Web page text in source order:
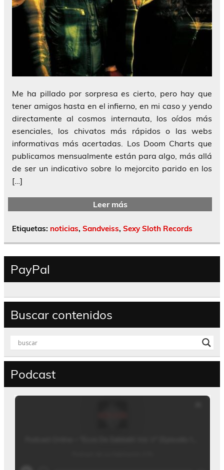
Me ha pillado por sorpresa es cierto, pero hay que
tener amigos hasta en el infierno, en mi caso y yendo
directamente al cosmos internauta, los oídos más
esenciales, los chivatos más rápidos o las webs
informativas más acertadas. Los Doom Charts que
publicamos mensualmente están para algo, más allá
de ser un indicativo sobre lo mejorcito parido en los
[…]
Leer más
Etiquetas: noticias, Sandveiss, Sexy Sloth Records
PayPal
Buscar contenidos
Podcast